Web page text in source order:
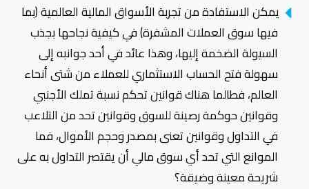
يمكن الاستفادة من تجربة الأسواق المالية العالمية (بما
فيها سوق العملات المشفرة) في كيفية نجاحها بجذب
السيولة الضخمة إليها، وهذا عائد في أحد جوانبه إلى
سهولة فتح الحساب الاستثماري للعملاء من شتى أنحاء
العالم، فطالما هناك قوانين تحكم نسبة تملك الأجنبي
وقوانين حوكمة رصينة للسوق وقوانين تحد من التلاعب
في التداول وقوانين تعنى بمصدر وحجم الأموال، فما
الموانع التي تحد أي سوق مالي أن يقتصر التداول به على
شريحة معينة وضيقة؟